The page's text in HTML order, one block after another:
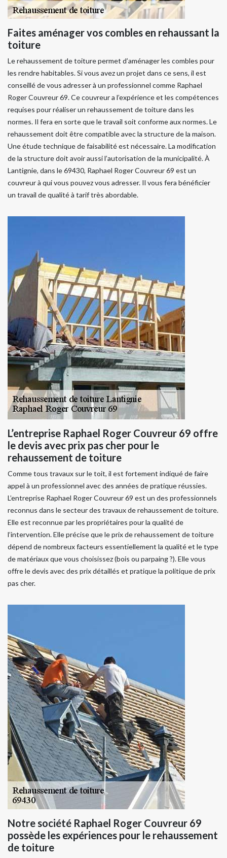
Faites aménager vos combles en rehaussant la
toiture
Le rehaussement de toiture permet d’aménager les combles pour
les rendre habitables. Si vous avez un projet dans ce sens, il est
conseillé de vous adresser à un professionnel comme Raphael
Roger Couvreur 69. Ce couvreur a l’expérience et les compétences
requises pour réaliser un rehaussement de toiture dans les
normes. Il fera en sorte que le travail soit conforme aux normes. Le
rehaussement doit être compatible avec la structure de la maison.
Une étude technique de faisabilité est nécessaire. La modification
de la structure doit avoir aussi l’autorisation de la municipalité. À
Lantignie, dans le 69430, Raphael Roger Couvreur 69 est un
couvreur à qui vous pouvez vous adresser. Il vous fera bénéficier
un travail de qualité à tarif très abordable.
L’entreprise Raphael Roger Couvreur 69 offre
le devis avec prix pas cher pour le
rehaussement de toiture
Comme tous travaux sur le toit, il est fortement indiqué de faire
appel à un professionnel avec des années de pratique réussies.
L’entreprise Raphael Roger Couvreur 69 est un des professionnels
reconnus dans le secteur des travaux de rehaussement de toiture.
Elle est reconnue par les propriétaires pour la qualité de
l’intervention. Elle précise que le prix de rehaussement de toiture
dépend de nombreux facteurs essentiellement la qualité et le type
de matériaux que vous choisissez (bois ou parpaing ?). Elle vous
offre le devis avec des prix détaillés et pratique la politique de prix
pas cher.
Notre société Raphael Roger Couvreur 69
possède les expériences pour le rehaussement
de toiture